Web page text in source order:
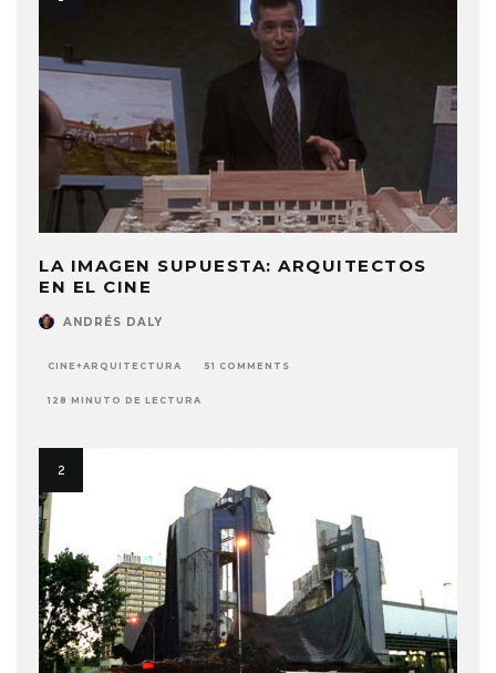
LA IMAGEN SUPUESTA: ARQUITECTOS
EN EL CINE
ANDRÉS DALY
CINE+ARQUITECTURA 51 COMMENTS
128 MINUTO DE LECTURA